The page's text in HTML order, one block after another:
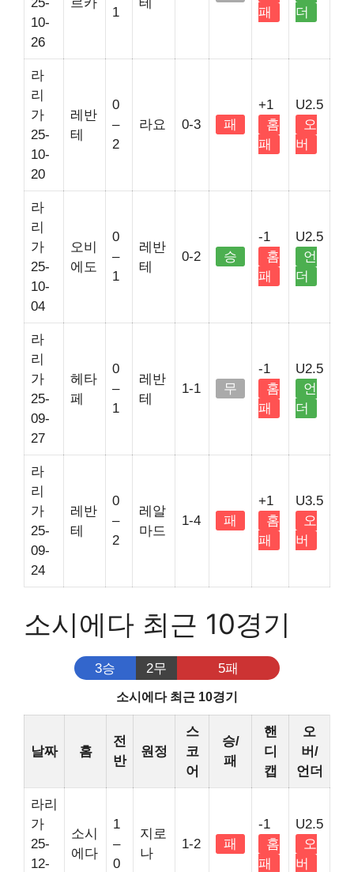
10-
26
1 패 더
라
리
가
25-
10-
20
레반
테
0
–
2
라요 0-3 패
+1
홈
패
U2.5
오
버
라
리
가
25-
10-
04
오비
에도
0
–
1
레반
테
0-2 승
-1
홈
패
U2.5
언
더
라
리
가
25-
09-
27
헤타
페
0
–
1
레반
테
1-1 무
-1
홈
패
U2.5
언
더
라
리
가
25-
09-
24
레반
테
0
–
2
레알
마드
1-4 패
+1
홈
패
U3.5
오
버
소시에다 최근 10경기
3승 2무 5패
소시에다 최근 10경기
날짜 홈
전
반
원정
스
코
어
승/
패
핸
디
캡
오
버/
언더
라리
가
25-
12-
소시
에다
1
–
0
지로
나
1-2 패
-1
홈
패
U2.5
오
버